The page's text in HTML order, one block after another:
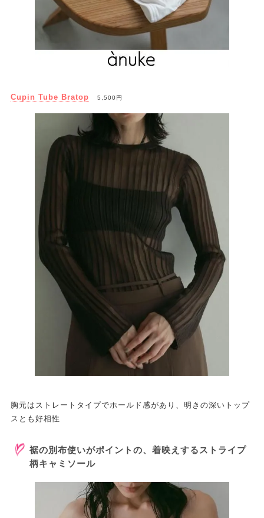
Cupin Tube Bratop 5,500円
胸元はストレートタイプでホールド感があり、明きの深いトップ
スとも好相性
裾の別布使いがポイントの、着映えするストライプ
柄キャミソール